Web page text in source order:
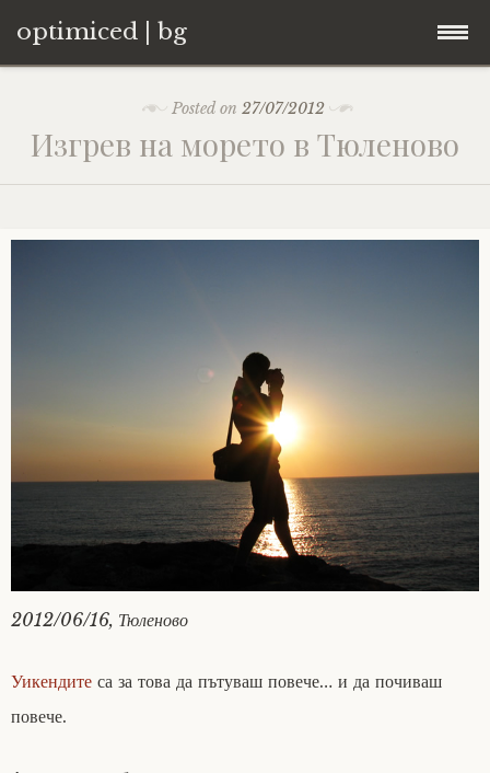
optimiced | bg
content
Хостинг
Posted on27/07/2012
Изгрев на морето в Тюленово
2012/06/16, Тюленово
Уикендите са за това да пътуваш повече… и да почиваш
повече.